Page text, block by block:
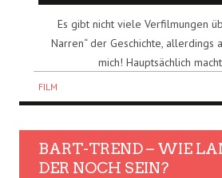
Es gibt nicht viele Verfilmungen
Narren“ der Geschichte, allerdings
mich! Hauptsächlich
FILM
BART-TREND – WIE
DER NOCH SEIN?